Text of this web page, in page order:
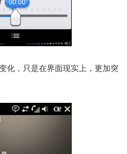
化，只是在界面现实上，更加突